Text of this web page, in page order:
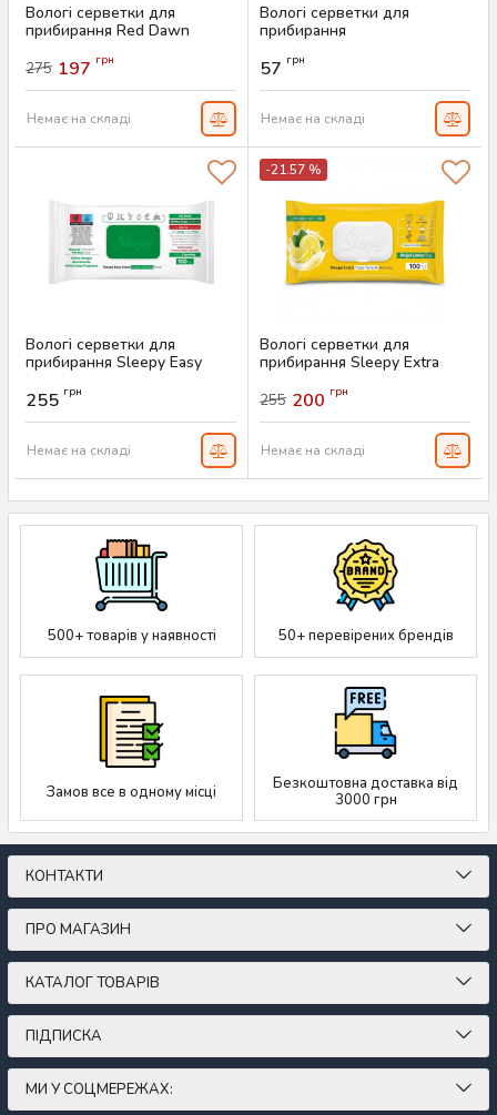
Вологі серветки для
прибирання Red Dawn
Артикул: AS-00383
275 197 грн
Немає на складі
Вологі серветки для
прибирання
антибактеріальні Fairy
Platinum, 10 шт
Артикул:AS-00289
57 грн
Немає на складі
Вологі серветки для
прибирання Sleepy Easy
Артикул:
255 грн
Немає на складі
-21.57 %
Вологі серветки для
прибирання Sleepy Extra
Артикул:AS-00280
255 200 грн
Немає на складі
500+ товарів у наявності 50+ перевірених брендів
Замов все в одному місці
Безкоштовна доставка від
3000 грн
КОНТАКТИ
ПРО МАГАЗИН
КАТАЛОГ ТОВАРІВ
ПІДПИСКА
МИ У СОЦМЕРЕЖАХ: